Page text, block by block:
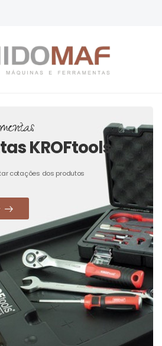
KROFtools
cotações dos produtos